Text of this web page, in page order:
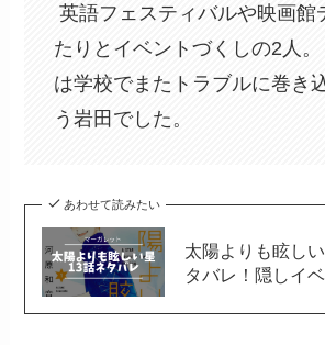
英語フェスティバルや映画館
たりとイベントづくしの2人
は学校でまたトラブルに巻き
う岩田でした。
あわせて読みたい
太陽よりも眩し
タバレ！隠しイ